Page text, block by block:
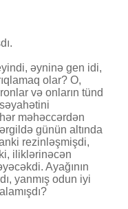
əyninə gen idi,
olar? O,
və onların tünd
məhəccərdən
günün altında
rezinləşmişdi,
iliklərinəcən
Ayağının
yanmış odun iyi